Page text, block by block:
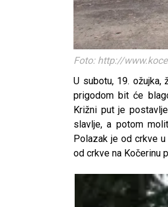
Foto: http://
U subotu, 19. ožujka,
prigodom bit će
Križni put je
slavlje, a potom
Polazak je od crkve
od crkve na Kočerinu